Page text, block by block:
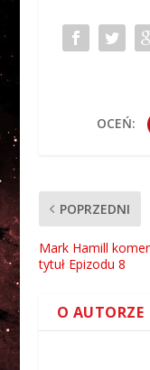
OCEŃ:
POPRZEDNI
Mark Hamill
tytuł Epizodu 8
O AUTORZE